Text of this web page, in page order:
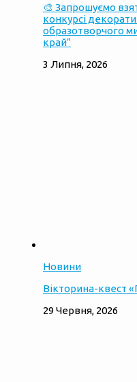
🎨 Запрошуємо
конкурсі
образотворчого
край”
3 Липня, 2026
Новини
Вікторина-квест
29 Червня, 2026